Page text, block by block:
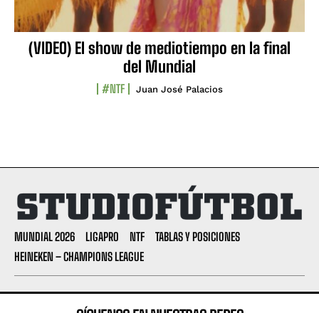
(VIDEO) El show de mediotiempo en la final
del Mundial
#NTF Juan José Palacios
MUNDIAL 2026 LIGAPRO NTF
TABLAS Y POSICIONES
HEINEKEN – CHAMPIONS LEAGUE